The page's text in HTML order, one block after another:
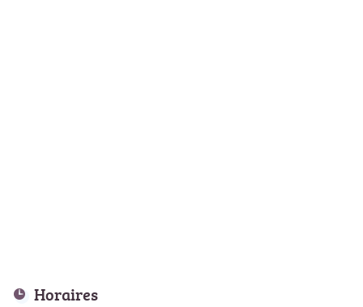
Horaires